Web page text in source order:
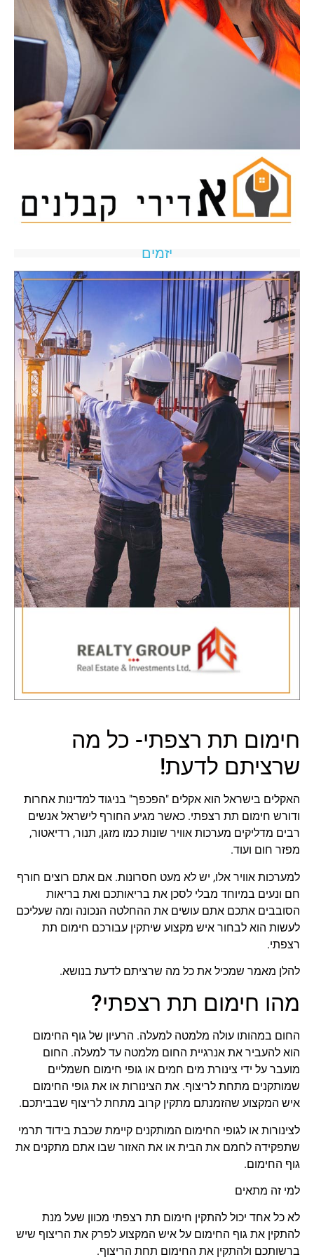
יזמים
חימום תת רצפתי- כל מה
שרציתם לדעת!
האקלים בישראל הוא אקלים "הפכפך" בניגוד למדינות אחרות
ודורש חימום תת רצפתי. כאשר מגיע החורף לישראל אנשים
רבים מדליקים מערכות אוויר שונות כמו מזגן, תנור, רדיאטור,
מפזר חום ועוד.
למערכות אוויר אלו, יש לא מעט חסרונות. אם אתם רוצים חורף
חם ונעים במיוחד מבלי לסכן את בריאותכם ואת בריאות
הסובבים אתכם אתם עושים את ההחלטה הנכונה ומה שעליכם
לעשות הוא לבחור איש מקצוע שיתקין עבורכם חימום תת
רצפתי.
להלן מאמר שמכיל את כל מה שרציתם לדעת בנושא.
מהו חימום תת רצפתי?
החום במהותו עולה מלמטה למעלה. הרעיון של גוף החימום
הוא להעביר את אנרגיית החום מלמטה עד למעלה. החום
מועבר על ידי צינורת מים חמים או גופי חימום חשמליים
שמותקנים מתחת לריצוף. את הצינורות או את גופי החימום
איש המקצוע שהזמנתם מתקין קרוב מתחת לריצוף שבביתכם.
לצינורות או לגופי החימום המותקנים קיימת שכבת בידוד תרמי
שתפקידה לחמם את הבית או את האזור שבו אתם מתקנים את
גוף החימום.
למי זה מתאים
לא כל אחד יכול להתקין חימום תת רצפתי מכוון שעל מנת
להתקין את גוף החימום על איש המקצוע לפרק את הריצוף שיש
ברשותכם ולהתקין את החימום תחת הריצוף.